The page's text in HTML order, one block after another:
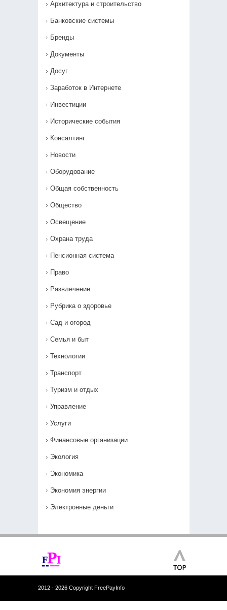
Архитектура и строительство
Банковские системы
Бренды
Документы
Досуг
Заработок в Интернете
Инвестиции
Исторические события
Консалтинг
Новости
Оборудование
Общая собственность
Общество
Освещение
Охрана труда
Пенсионная система
Право
Развлечение
Рубрика о здоровье
Сад и огород
Семья и быт
Технологии
Транспорт
Туризм и отдых
Управление
Услуги
Финансовые организации
Экология
Экономика
Экономия энергии
Электронные деньги
2012 - 2026 Copyright FreePayInfo